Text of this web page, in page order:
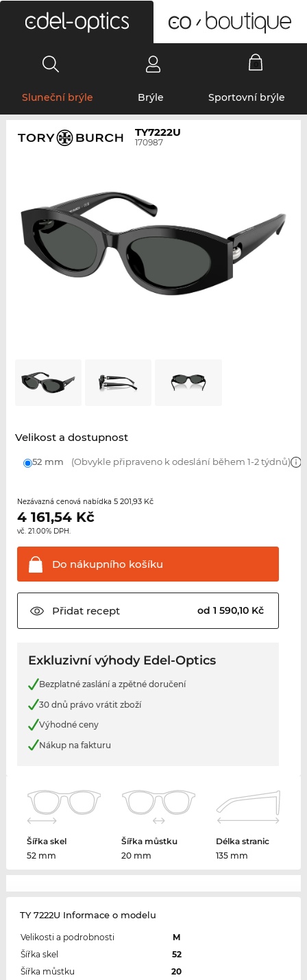
Sluneční brýle Brýle Sportovní brýle
TY7222U
170987
Velikost a dostupnost
52 mm (Obvykle připraveno k odeslání během 1-2 týdnů)
Nezávazná cenová nabídka 5 201,93 Kč
4 161,54Kč
vč. 21.00% DPH.
Do nákupního košíku
Přidatrecept od 1 590,10 Kč
Exkluzivní výhody Edel-Optics
Bezplatné zaslání a zpětné doručení
30 dnů právo vrátit zboží
Výhodné ceny
Nákup na fakturu
Šířka skel
52 mm
Šířka můstku
20 mm
Délka stranic
135 mm
TY 7222U Informace o modelu
Velikosti a podrobnosti
M
Šířka skel
52
Šířka můstku
20